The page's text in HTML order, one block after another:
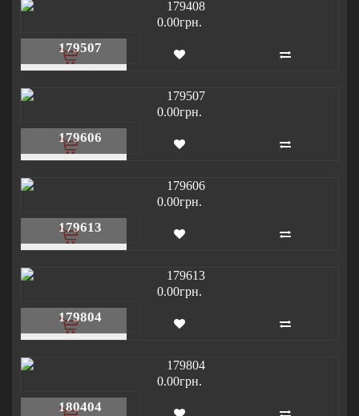
0.00грн.
179507
0.00грн.
179606
0.00грн.
179613
0.00грн.
179804
0.00грн.
180404